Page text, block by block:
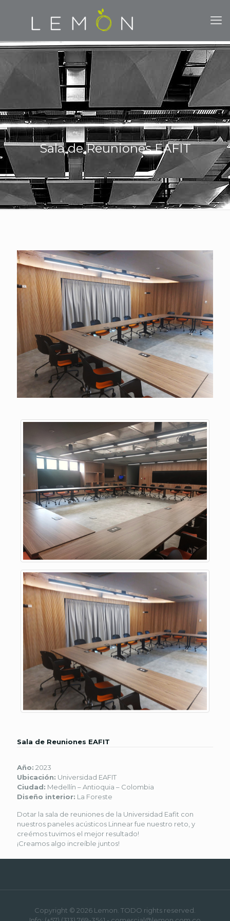
Sala de Reuniones EAFIT
Sala de Reuniones EAFIT
Año: 2023
Ubicación: Universidad EAFIT
Ciudad: Medellín – Antioquia – Colombia
Diseño interior: La Foreste
Dotar la sala de reuniones de la Universidad Eafit con
nuestros paneles acústicos Linnear fue nuestro reto, y
creémos tuvimos el mejor resultado!
¡Creamos algo increíble juntos!
Copyright © 2026 Lemon. TODO rights reserved.